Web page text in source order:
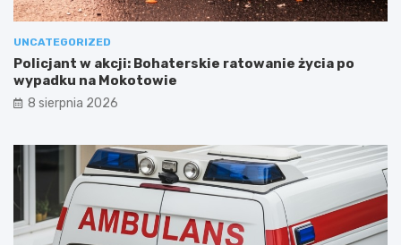
UNCATEGORIZED
Policjant w akcji: Bohaterskie ratowanie życia po
wypadku na Mokotowie
8 sierpnia 2026